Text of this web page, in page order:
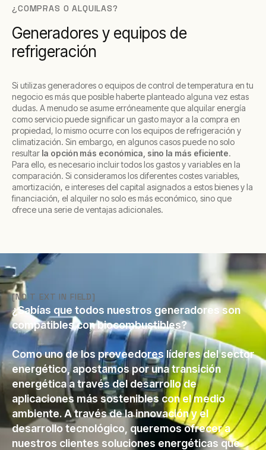
¿COMPRAS O ALQUILAS?
Generadores y equipos de
refrigeración
Si utilizas generadores o equipos de control de temperatura en tu
negocio es más que posible haberte planteado alguna vez estas
dudas. A menudo se asume erróneamente que alquilar energía
como servicio puede significar un gasto mayor a la compra en
propiedad, lo mismo ocurre con los equipos de refrigeración y
climatización. Sin embargo, en algunos casos puede no solo
resultar la opción más económica, sino la más eficiente.
Para ello, es necesario incluir todos los gastos y variables en la
comparación. Si consideramos los diferentes costes variables,
amortización, e intereses del capital asignados a estos bienes y la
financiación, el alquiler no solo es más económico, sino que
ofrece una serie de ventajas adicionales.
[NO T EXT IN FIELD]
¿Sabías que todos nuestros generadores son
compatibles con biocombustibles?
Como uno de los proveedores líderes del sector
energético, apostamos por una transición
energética a través del desarrollo de
aplicaciones más sostenibles con el medio
ambiente. A través de la innovación y el
desarrollo tecnológico, queremos ofrecer a
nuestros clientes soluciones energéticas que